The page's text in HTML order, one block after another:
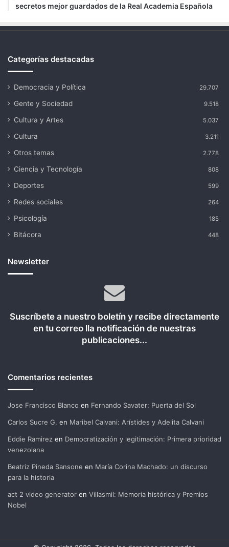
secretos mejor guardados de la Real Academia Española
Categorías destacadas
Democracia y Política 29.707
Gente y Sociedad 9.518
Cultura y Artes 5.037
Cultura 3.211
Otros temas 2.778
Ciencia y Tecnología 808
Deportes 599
Redes sociales 264
Psicología 185
Bitácora 448
Newsletter
Suscríbete a nuestro boletín y recibe directamente
en tu correo lla notificación de nuestras
publicaciones...
Comentarios recientes
Jose Francisco Blanco en Fernando Savater: Puerta del Sol
Carlos Sucre G. en Maribel Calvani: Arístides y Adelita Calvani
Eddie Ramirez en Democratización y legitimación: Primera prioridad
venezolana
Beatriz Pineda Sansone en María Corina Machado: un discurso
para la historia
act 2 video generator en Villasmil: Memoria histórica y Premios
Nobel